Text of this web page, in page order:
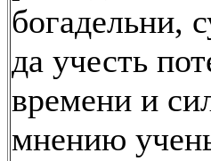
богадельни,
да учесть
времени и
мнению